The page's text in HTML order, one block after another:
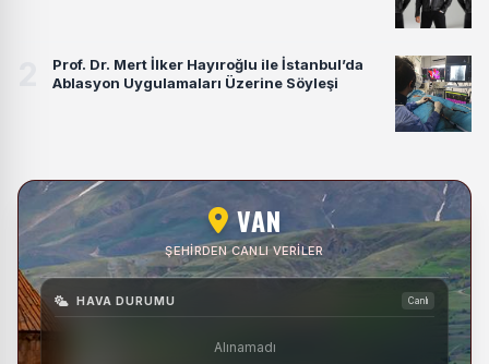
Prof. Dr. Mert İlker Hayıroğlu ile İstanbul’da
Ablasyon Uygulamaları Üzerine Söyleşi
VAN
ŞEHIRDEN CANLI VERILER
HAVA DURUMU Canlı
Alınamadı